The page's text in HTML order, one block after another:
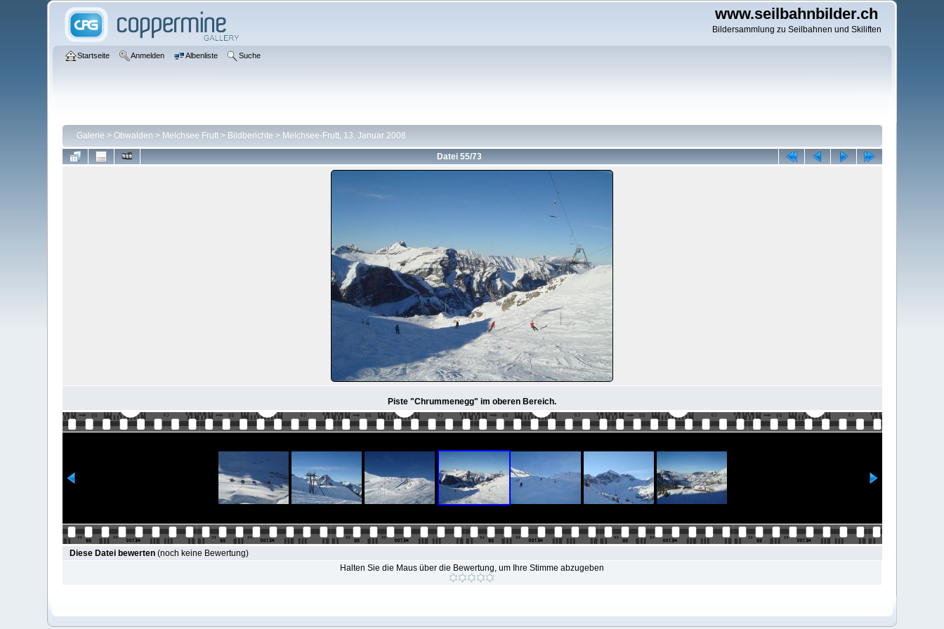
www.seilbahnbilder.ch
Bildersammlung zu Seilbahnen und Skiliften
Startseite Anmelden Albenliste Suche
Galerie > Obwalden > Melchsee Frutt> Bildberichte > Melchsee-Frutt, 13. Januar 2008
Datei 55/73
Piste "Chrummenegg" im oberen Bereich.
Diese Datei bewerten(noch keine Bewertung)
Halten Sie die Maus über die Bewertung, um Ihre Stimme abzugeben